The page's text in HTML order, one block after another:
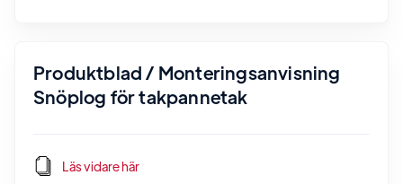
Produktblad / Monteringsanvisning
Snöplog för takpannetak
Läs vidare här